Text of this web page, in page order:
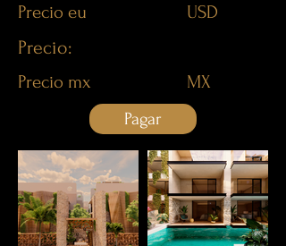
USD
Precio eu
Precio:
MX
Precio mx
Pagar